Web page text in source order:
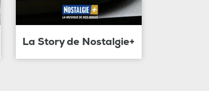
La Story de Nostalgie+